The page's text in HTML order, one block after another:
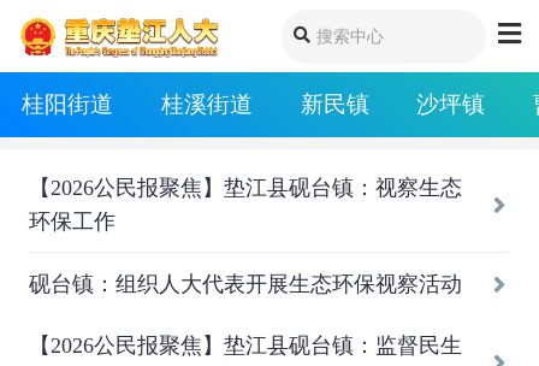
桂阳街道 桂溪街道 新民镇 沙坪镇
【2026公民报聚焦】垫江县砚台镇：视察生态
环保工作
砚台镇：组织人大代表开展生态环保视察活动
【2026公民报聚焦】垫江县砚台镇：监督民生